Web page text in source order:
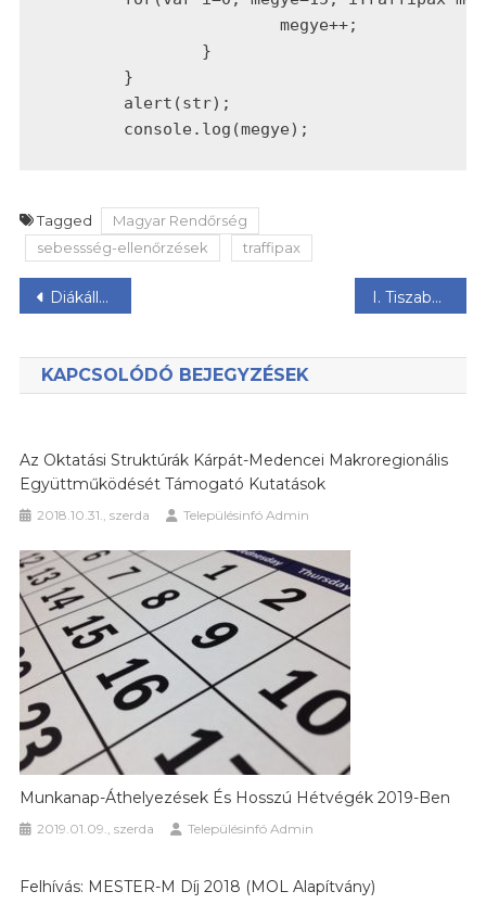
Tagged
Magyar Rendőrség
sebessség-ellenőrzések
traffipax
Bejegyzés
Diákállás.hu által kínált diákmunka lehetőségek I. Tiszabábolnai nyitott porták és élménynap
KAPCSOLÓDÓ BEJEGYZÉSEK
Az Oktatási Struktúrák Kárpát-Medencei Makroregionális
Együttműködését Támogató Kutatások
2018.10.31., szerda Településinfó Admin
Munkanap-Áthelyezések És Hosszú Hétvégék 2019-Ben
2019.01.09., szerda Településinfó Admin
Felhívás: MESTER-M Díj 2018 (MOL Alapítvány)